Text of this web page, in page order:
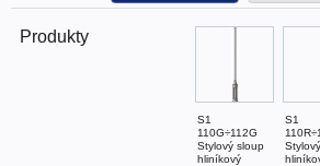
Produkty
S1
110G÷112G
Stylový sloup
hliníkový
S1